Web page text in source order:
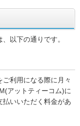
以下の通りです。
利用になる際に月々
アットティーコム)に
いいただく料金があ